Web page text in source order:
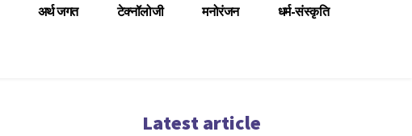
अर्थ जगत टेक्नॉलोजी मनोरंजन धर्म-संस्कृति
Latest article